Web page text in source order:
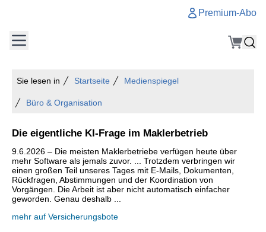
Premium-Abo
Sie lesen in Startseite Medienspiegel
Büro & Organisation
Die eigentliche KI-Frage im Maklerbetrieb
9.6.2026 – Die meisten Maklerbetriebe verfügen heute über
mehr Software als jemals zuvor. ... Trotzdem verbringen wir
einen großen Teil unseres Tages mit E-Mails, Dokumenten,
Rückfragen, Abstimmungen und der Koordination von
Vorgängen. Die Arbeit ist aber nicht automatisch einfacher
geworden. Genau deshalb ...
mehr auf Versicherungsbote